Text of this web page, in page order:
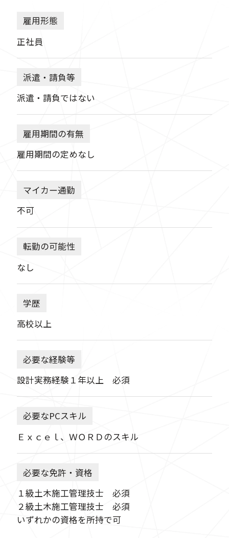
雇用形態
正社員
派遣・請負等
派遣・請負ではない
雇用期間の有無
雇用期間の定めなし
マイカー通勤
不可
転勤の可能性
なし
学歴
高校以上
必要な経験等
設計実務経験１年以上 必須
必要なPCスキル
Ｅｘｃｅｌ、ＷＯＲＤのスキル
必要な免許・資格
１級土木施工管理技士 必須
２級土木施工管理技士 必須
いずれかの資格を所持で可